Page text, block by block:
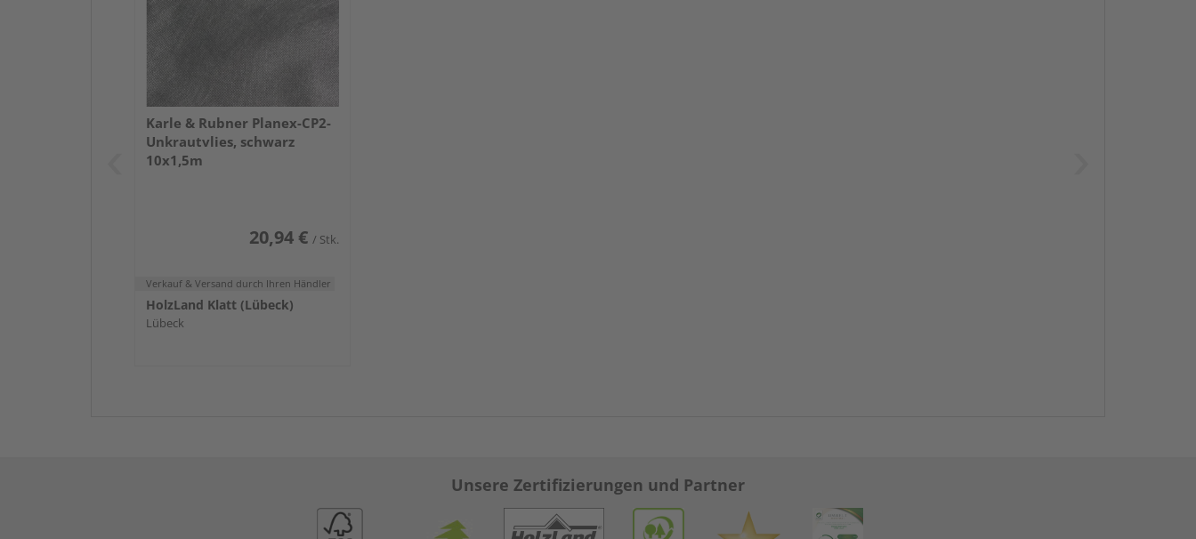
Karle & Rubner Planex-CP2-
Unkrautvlies, schwarz
10x1,5m
20,94 € / Stk.
Verkauf & Versand durch Ihren Händler
HolzLand Klatt (Lübeck)
Lübeck
Unsere Zertifizierungen und Partner